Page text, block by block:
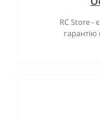
RC Store -